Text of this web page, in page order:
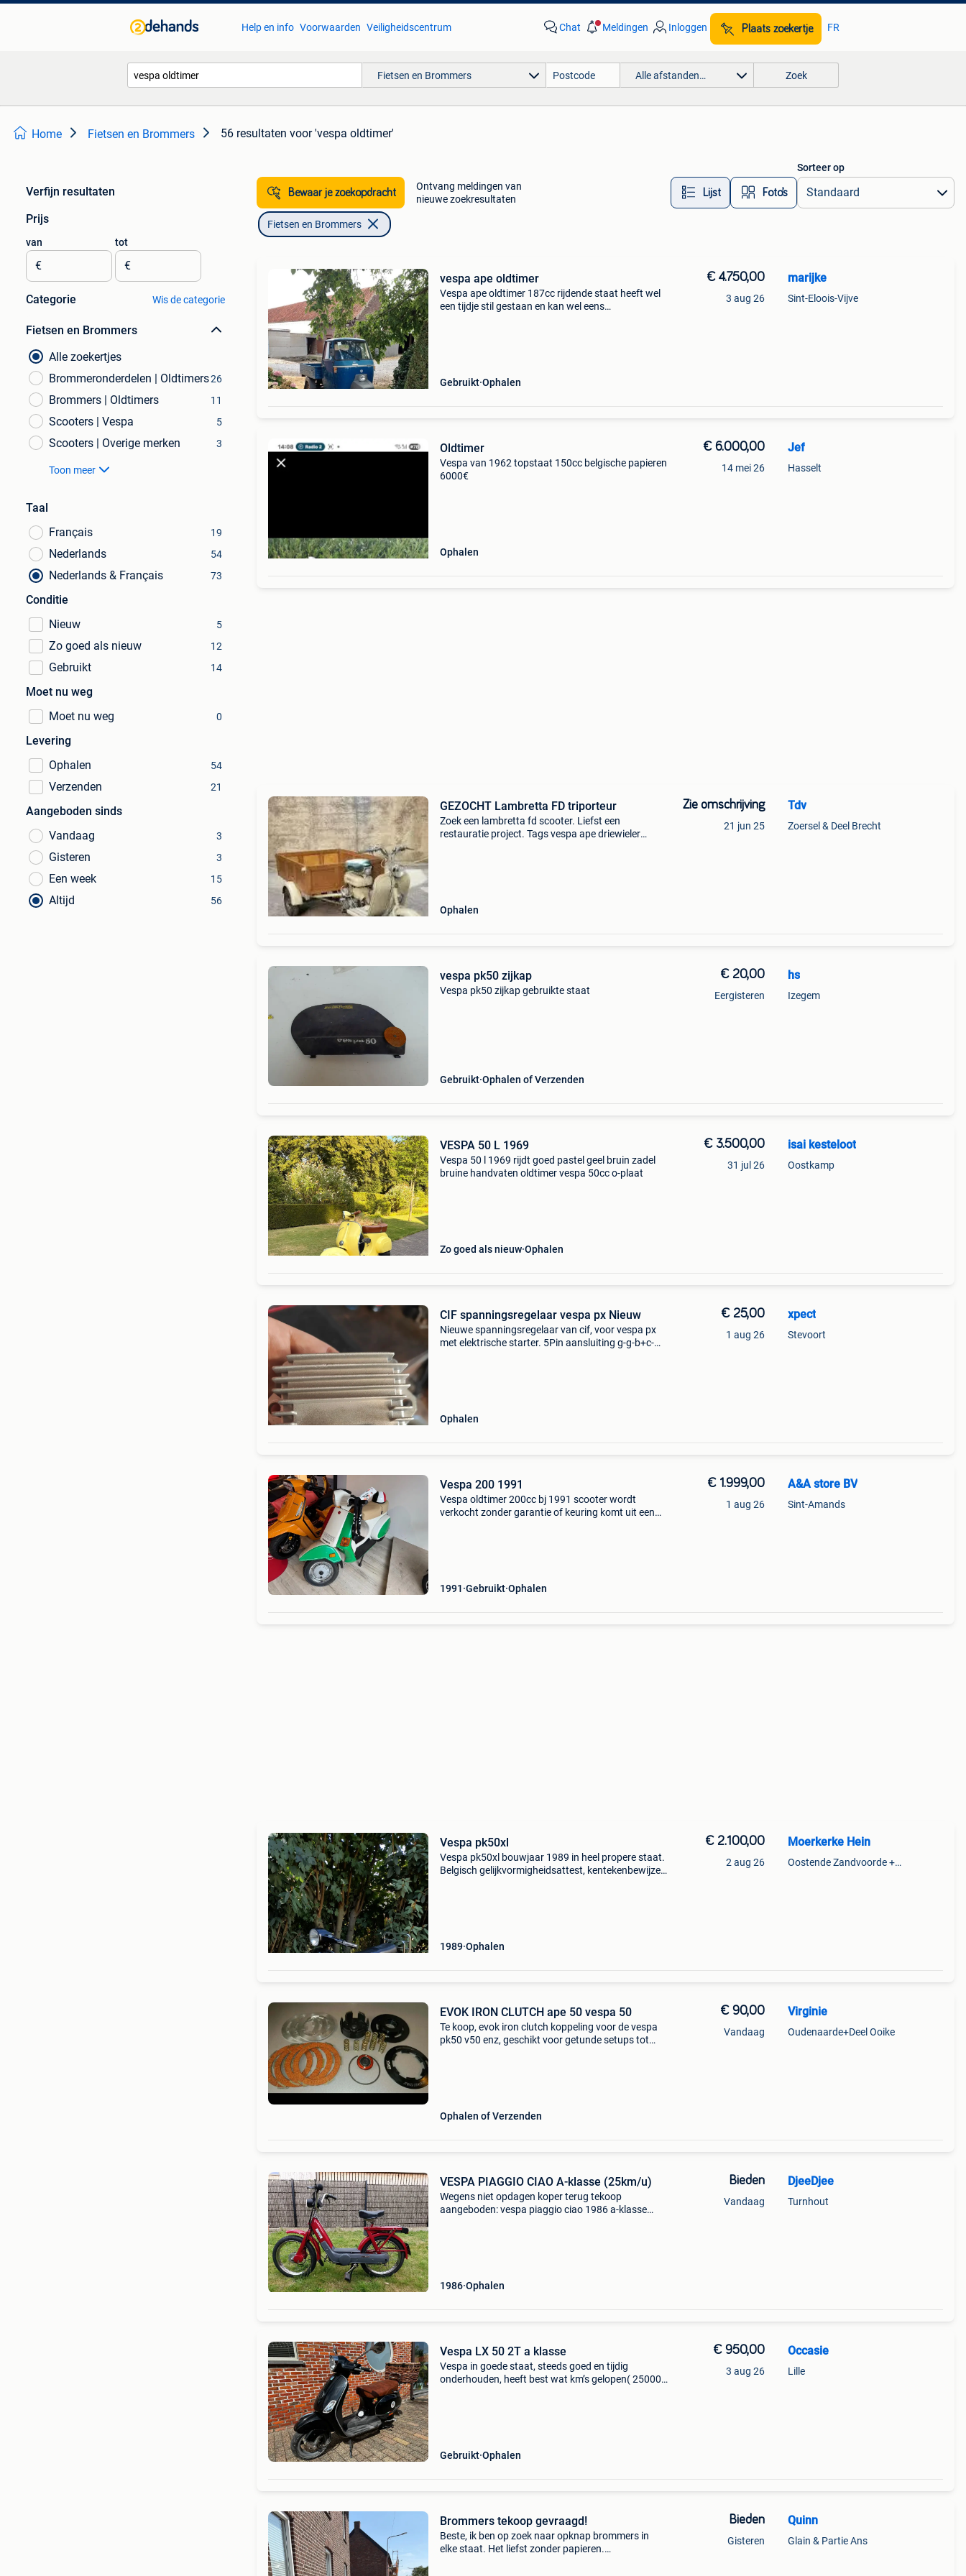
Help en info Voorwaarden Veiligheidscentrum Chat Meldingen Inloggen Plaats zoekertje FR
Fietsen en Brommers Alle afstanden… Zoek
Home Fietsen en Brommers 56 resultaten voor 'vespa oldtimer'
Verfijn resultaten
Prijs
van
€
tot
€
Categorie Wis de categorie
Fietsen en Brommers
Alle zoekertjes
Brommeronderdelen | Oldtimers26
Brommers | Oldtimers 11
Scooters | Vespa 5
Scooters | Overige merken 3
Toon meer
Taal
Français
19
Nederlands 54
Nederlands & Français 73
Conditie
Nieuw
5
Zo goed als nieuw 12
Gebruikt 14
Moet nu weg
Moet nu weg
0
Levering
Ophalen
54
Verzenden 21
Aangeboden sinds
Vandaag
3
Gisteren 3
Een week 15
Altijd 56
Bewaar je zoekopdracht
Ontvang meldingen van
nieuwe zoekresultaten
Lijst Foto’s
Sorteer op
Fietsen en Brommers
vespa ape oldtimer
Vespa ape oldtimer 187cc rijdende staat heeft wel
een tijdje stil gestaan en kan wel eens
Gebruikt Ophalen
€ 4.750,00
3 aug 26
marijke
Sint-Eloois-Vijve
Oldtimer
Vespa van 1962 topstaat 150cc belgische papieren
6000€
Ophalen
€ 6.000,00
14 mei 26
Jef
Hasselt
GEZOCHT Lambretta FD triporteur
Zoek een lambretta fd scooter. Liefst een
restauratie project. Tags vespa ape driewieler
Ophalen
Zie omschrijving
21 jun 25
Tdv
Zoersel & Deel Brecht
vespa pk50 zijkap
Vespa pk50 zijkap gebruikte staat
Gebruikt Ophalen of Verzenden
€ 20,00
Eergisteren
hs
Izegem
VESPA 50 L 1969
Vespa 50 l 1969 rijdt goed pastel geel bruin zadel
bruine handvaten oldtimer vespa 50cc o-plaat
Zo goed als nieuw Ophalen
€ 3.500,00
31 jul 26
isai kesteloot
Oostkamp
CIF spanningsregelaar vespa px Nieuw
Nieuwe spanningsregelaar van cif, voor vespa px
met elektrische starter. 5Pin aansluiting g-g-b+c-m
Ophalen
€ 25,00
1 aug 26
xpect
Stevoort
Vespa 200 1991
Vespa oldtimer 200cc bj 1991 scooter wordt
verkocht zonder garantie of keuring komt uit een
1991 Gebruikt Ophalen
€ 1.999,00
1 aug 26
A&A store BV
Sint-Amands
Vespa pk50xl
Vespa pk50xl bouwjaar 1989 in heel propere staat.
Belgisch gelijkvormigheidsattest, kentekenbewijzen
1989 Ophalen
€ 2.100,00
2 aug 26
Moerkerke Hein
Oostende Zandvoorde +Oostende
EVOK IRON CLUTCH ape 50 vespa 50
Te koop, evok iron clutch koppeling voor de vespa
pk50 v50 enz, geschikt voor getunde setups tot
Ophalen of Verzenden
€ 90,00
Vandaag
Virginie
Oudenaarde+Deel Ooike
VESPA PIAGGIO CIAO A-klasse (25km/u)
Wegens niet opdagen koper terug tekoop
aangeboden: vespa piaggio ciao 1986 a-klasse
1986 Ophalen
Bieden
Vandaag
DjeeDjee
Turnhout
Vespa LX 50 2T a klasse
Vespa in goede staat, steeds goed en tijdig
onderhouden, heeft best wat km’s gelopen( 25000
Gebruikt Ophalen
€ 950,00
3 aug 26
Occasie
Lille
Brommers tekoop gevraagd!
Beste, ik ben op zoek naar opknap brommers in
elke staat. Het liefst zonder papieren.
Bieden
Gisteren
Quinn
Glain & Partie Ans